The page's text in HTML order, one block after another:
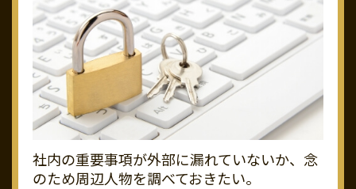
社内の重要事項が外部に漏れていないか、念
のため周辺人物を調べておきたい。